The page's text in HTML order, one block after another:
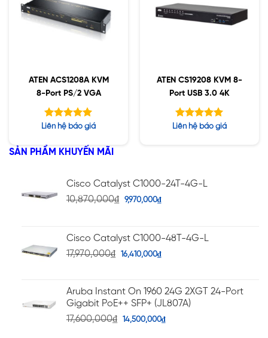
ATEN ACS1208A KVM
8-Port PS/2 VGA
Được xếp
5 sao
Liên hệ báo giá
ATEN CS19208 KVM 8-
Port USB 3.0 4K
Được xếp
Liên hệ báo giá
SẢN PHẨM KHUYẾN MÃI
Cisco Catalyst C1000-24T-4G-L
10,870,000₫ 9,970,000₫
Cisco Catalyst C1000-48T-4G-L
17,970,000₫ 16,410,000₫
Aruba Instant On 1960 24G 2XGT 24-Port
Gigabit PoE++ SFP+ (JL807A)
17,600,000₫ 14,500,000₫